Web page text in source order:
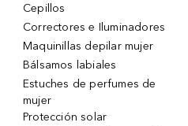
Cepillos
Correctores e Iluminadores
Maquinillas depilar mujer
Bálsamos labiales
Estuches de perfumes de
mujer
Protección solar